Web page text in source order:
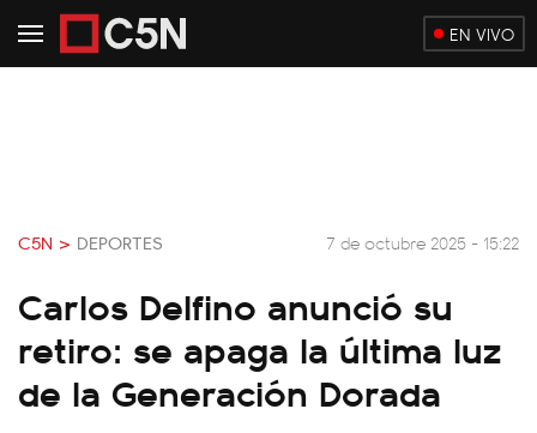
EN VIVO
C5N > DEPORTES 7 de octubre 2025 - 15:22
Carlos Delfino anunció su
retiro: se apaga la última luz
de la Generación Dorada